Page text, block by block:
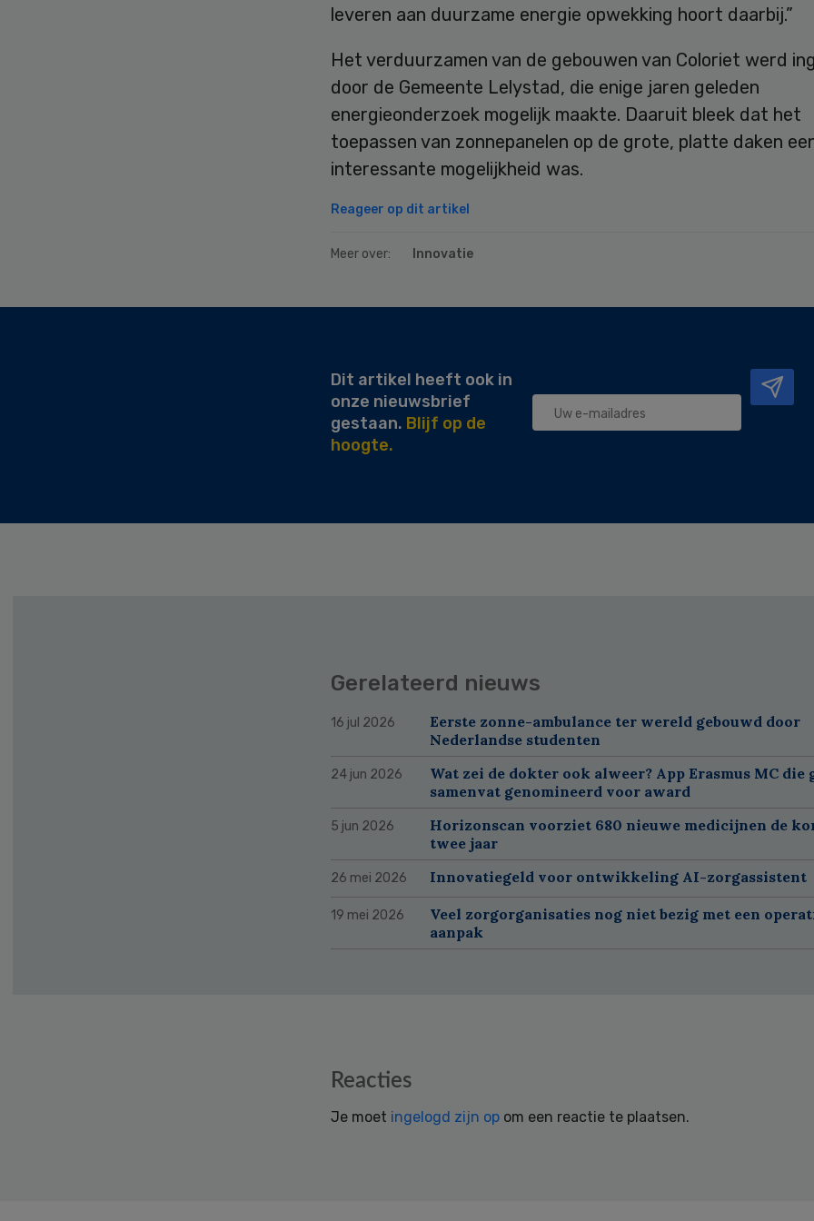
leveren aan duurzame energie opwekking hoort daarbij.”
Het verduurzamen van de gebouwen van Coloriet werd
door de Gemeente Lelystad, die enige jaren geleden
energieonderzoek mogelijk maakte. Daaruit bleek dat het
toepassen van zonnepanelen op de grote, platte daken
interessante mogelijkheid was.
Reageer op dit artikel
Meer over: Innovatie
Dit artikel heeft ook in
onze nieuwsbrief
gestaan. Blijf op de
hoogte.
Gerelateerd nieuws
16 jul 2026
Eerste zonne-ambulance ter wereld gebouwd door
Nederlandse studenten
24 jun 2026
Wat zei de dokter ook alweer? App Erasmus MC die
samenvat genomineerd voor award
5 jun 2026
Horizonscan voorziet 680 nieuwe medicijnen de
twee jaar
26 mei 2026 Innovatiegeld voor ontwikkeling AI-zorgassistent
19 mei 2026
Veel zorgorganisaties nog niet bezig met een
aanpak
Reacties
Je moet ingelogd zijn op om een reactie te plaatsen.